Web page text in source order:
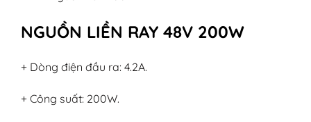
NGUỒN LIỀN RAY 48V 200W
+ Dòng điện đầu ra: 4.2A.
+ Công suất: 200W.